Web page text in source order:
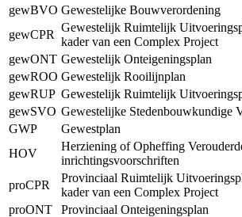
gewBVO Gewestelijke Bouwverordening
gewCPR
Gewestelijk Ruimtelijk
kader van een Complex Project
gewONT Gewestelijk Onteigeningsplan
gewROO Gewestelijk Rooilijnplan
gewRUP Gewestelijk Ruimtelijk
gewSVO Gewestelijke Stedenbouwkundige
GWP
Gewestplan
HOV
Herziening of Opheffing
inrichtingsvoorschriften
proCPR
Provinciaal Ruimtelijk
kader van een Complex Project
proONT
Provinciaal Onteigeningsplan